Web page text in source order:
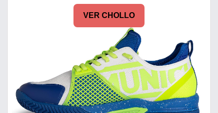
VER CHOLLO